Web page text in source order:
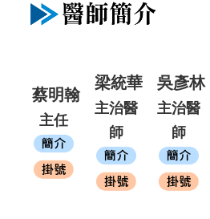
蔡明翰
主任
梁統華
主治醫
師
吳彥林
主治醫
師